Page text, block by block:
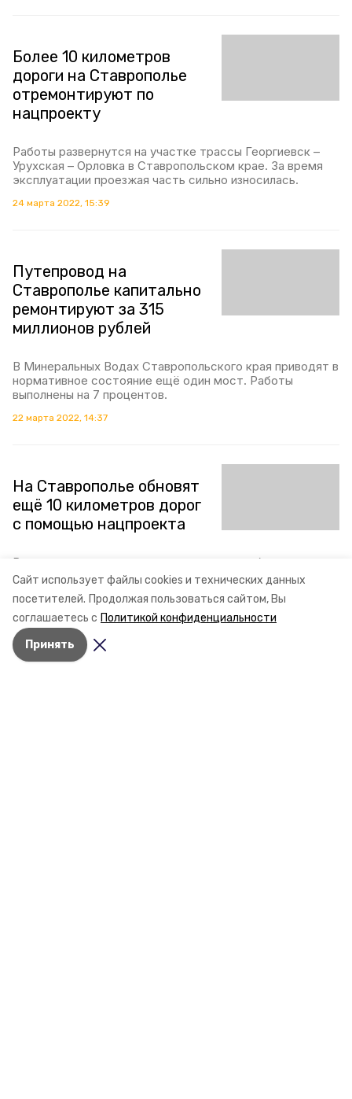
Сайт использует файлы cookies и технических данных
посетителей. Продолжая пользоваться сайтом, Вы
соглашаетесь с Политикой конфиденциальности
Принять
Более 10 километров
дороги на Ставрополье
отремонтируют по
нацпроекту
Работы развернутся на участке трассы Георгиевск –
Урухская – Орловка в Ставропольском крае. За время
эксплуатации проезжая часть сильно износилась.
24 марта 2022, 15:39
Путепровод на
Ставрополье капитально
ремонтируют за 315
миллионов рублей
В Минеральных Водах Ставропольского края приводят в
нормативное состояние ещё один мост. Работы
выполнены на 7 процентов.
22 марта 2022, 14:37
На Ставрополье обновят
ещё 10 километров дорог
с помощью нацпроекта
В нормативное состояние приведут три объекта в
Труновском округе Ставропольского края. Ремонт
проведут в рамках нацпроекта «Безопасные
качественные дороги».
17 марта 2022, 19:58